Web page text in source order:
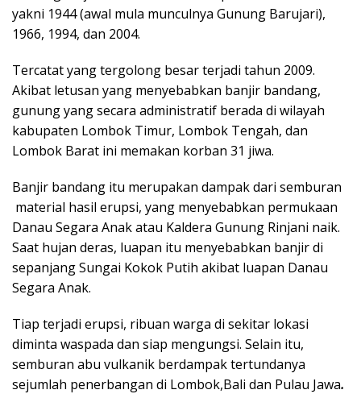
yakni 1944 (awal mula munculnya Gunung Barujari),
1966, 1994, dan 2004.
Tercatat yang tergolong besar terjadi tahun 2009.
Akibat letusan yang menyebabkan banjir bandang,
gunung yang secara administratif berada di wilayah
kabupaten Lombok Timur, Lombok Tengah, dan
Lombok Barat ini memakan korban 31 jiwa.
Banjir bandang itu merupakan dampak dari semburan
material hasil erupsi, yang menyebabkan permukaan
Danau Segara Anak atau Kaldera Gunung Rinjani naik.
Saat hujan deras, luapan itu menyebabkan banjir di
sepanjang Sungai Kokok Putih akibat luapan Danau
Segara Anak.
Tiap terjadi erupsi, ribuan warga di sekitar lokasi
diminta waspada dan siap mengungsi. Selain itu,
semburan abu vulkanik berdampak tertundanya
sejumlah penerbangan di Lombok,Bali dan Pulau Jawa.